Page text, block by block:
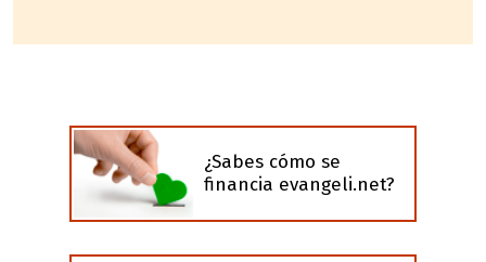
¿Sabes cómo se
financia evangeli.net?